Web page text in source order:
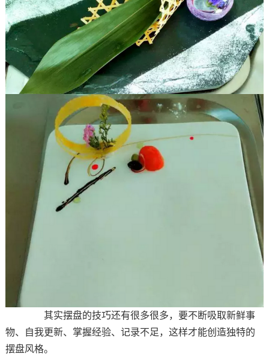
其实摆盘的技巧还有很多很多，要不断吸取新鲜事
物、自我更新、掌握经验、记录不足，这样才能创造独特的
摆盘风格。